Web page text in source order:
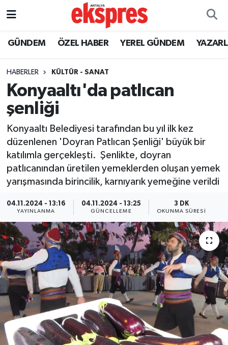
GÜNDEM ÖZEL HABER YEREL GÜNDEM
HABERLER KÜLTÜR - SANAT
Konyaaltı'da patlıcan
şenliği
Konyaaltı Belediyesi tarafından bu yıl ilk kez
düzenlenen 'Doyran Patlıcan Şenliği' büyük bir
katılımla gerçekleşti. Şenlikte, doyran
patlıcanından üretilen yemeklerden oluşan yemek
yarışmasında birincilik, karnıyarık yemeğine verildi
04.11.2024 - 13:16
YAYINLANMA
04.11.2024 - 13:25
GÜNCELLEME
3 DK
OKUNMA SÜRESI
ÖZEL HABER
YEREL GÜNDEM
EKONOMİ
KÜLTÜR - SANAT
SPOR
SAĞLIK
DÜNYA
EĞİTİM
TURİZM
RÖPORTAJ
Nöbetçi Eczaneler
Trafik Durumu
Süper Lig Puan Durumu ve Fikstür
Tüm Manşetler
Son Dakika Haberleri